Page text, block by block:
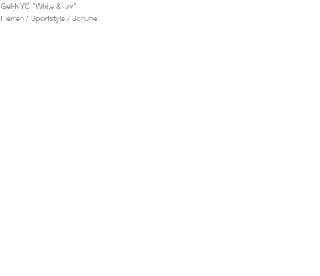
Gel-NYC "White & Ivy"
Herren / Sportstyle / Schuhe